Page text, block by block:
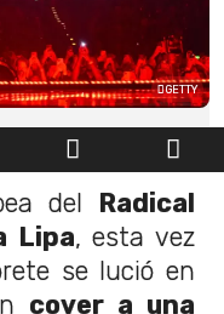
GETTY
del Radical
Lipa, esta vez
se lució en
cover a una